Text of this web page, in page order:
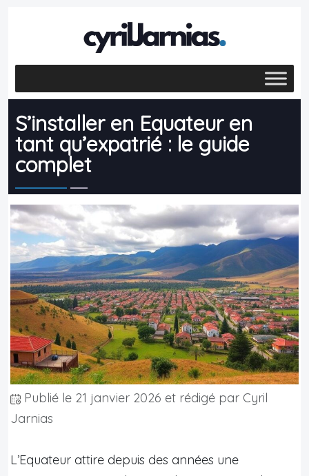
S’installer en Equateur en
tant qu’expatrié : le guide
complet
Publié le 21 janvier 2026 et rédigé par Cyril
Jarnias
L’Equateur attire depuis des années une